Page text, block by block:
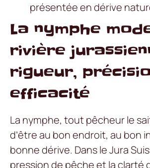
présentée en dérive
La nymphe
rivière
rigueur,
efficacité
La nymphe, tout pêcheur le
d’être au bon endroit, au bon
bonne dérive. Dans le Jura
pression de pêche et la clarté